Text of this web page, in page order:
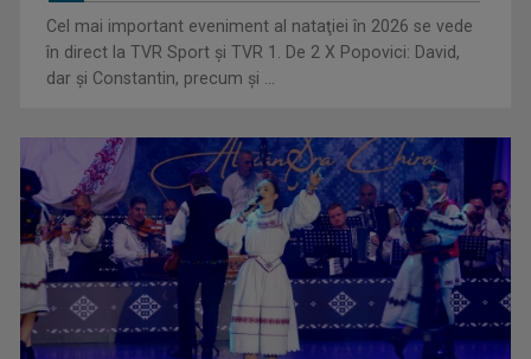
„Dansatoarea din umbră”, un thriller psihologic despre
loialitate și ...
Cel mai important eveniment al nataţiei în 2026 se vede
în direct la TVR Sport şi TVR 1. De 2 X Popovici: David,
dar şi Constantin, precum şi ...